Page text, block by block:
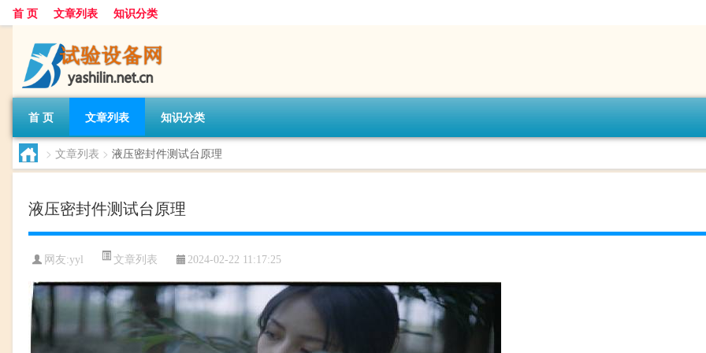
首 页 文章列表 知识分类
首 页 文章列表 知识分类
> 文章列表 > 液压密封件测试台原理
液压密封件测试台原理
网友:yyl 文章列表 2024-02-22 11:17:25